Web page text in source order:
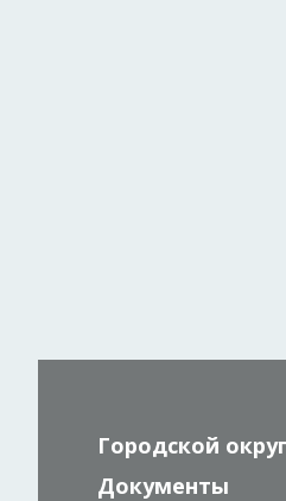
Городской округ
Документы